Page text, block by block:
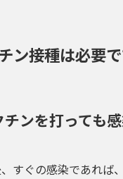
ン接種は必要で
ンを打っても
すぐの感染であれば